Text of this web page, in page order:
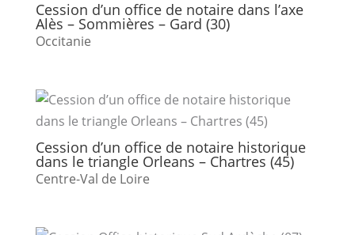
Cession d’un office de notaire dans l’axe
Alès – Sommières – Gard (30)
Occitanie
Cession d’un office de notaire historique
dans le triangle Orleans – Chartres (45)
Centre-Val de Loire